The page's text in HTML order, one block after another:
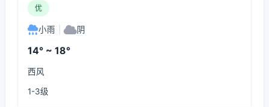
优
小雨 阴
14° ~ 18°
西风
1-3级